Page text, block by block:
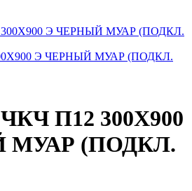
Э ЧЕРНЫЙ МУАР (ПОДКЛ.
П12 300Х900
МУАР (ПОДКЛ.